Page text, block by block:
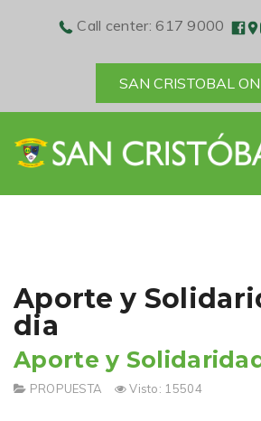
Call center: 617 9000
SAN CRISTOBAL
Aporte y
dia
Aporte y
PROPUESTA Visto: 15504